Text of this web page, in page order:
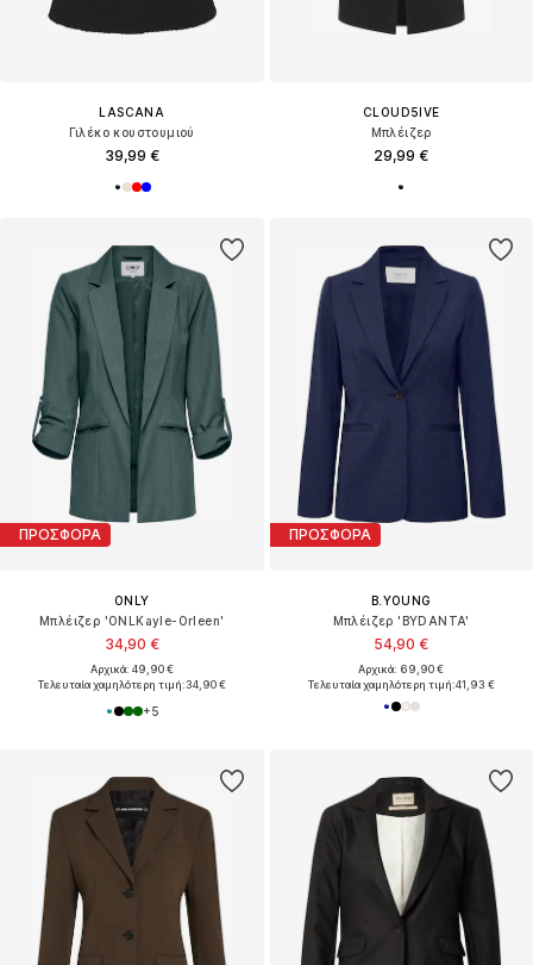
LASCANA
Γιλέκο κουστουμιού
39,99 €
CLOUD5IVE
Μπλέιζερ
29,99 €
ΠΡΟΣΦΟΡΑ
ONLY
Μπλέιζερ 'ONLKayle-Orleen'
34,90 €
Αρχικά: 49,90 €
Τελευταία χαμηλότερη τιμή:34,90 €
+5
ΠΡΟΣΦΟΡΑ
B.YOUNG
Μπλέιζερ 'BYDANTA'
54,90 €
Αρχικά: 69,90 €
Τελευταία χαμηλότερη τιμή:41,93 €